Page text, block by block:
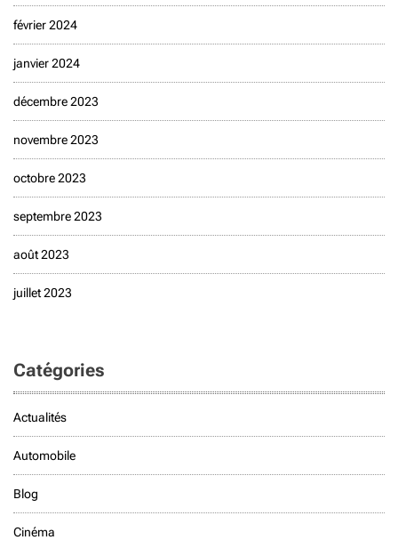
février 2024
janvier 2024
décembre 2023
novembre 2023
octobre 2023
septembre 2023
août 2023
juillet 2023
Catégories
Actualités
Automobile
Blog
Cinéma